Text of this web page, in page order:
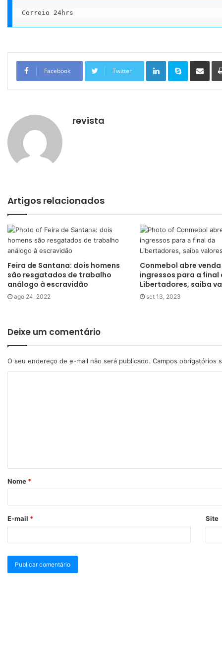
Correio 24hrs
Facebook Twitter
Linkedin Skype
revista
Artigos relacionados
Feira de Santana: dois homens
são resgatados de trabalho
análogo à escravidão
ago 24, 2022
Conmebol abre
ingressos para a final
Libertadores, saiba
set 13, 2023
Deixe um comentário
O seu endereço de e-mail não será publicado. Campos obrigatórios
Nome *
E-mail * Site